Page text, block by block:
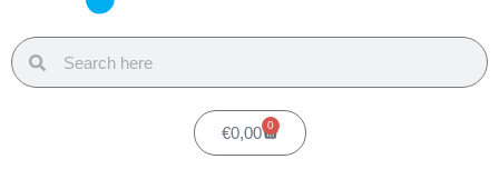
€0,00 0